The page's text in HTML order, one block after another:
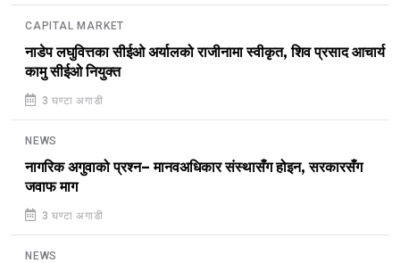
CAPITAL MARKET
नाडेप लघुवित्तका सीईओ अर्यालको राजीनामा स्वीकृत, शिव प्रसाद आचार्य
कामु सीईओ नियुक्त
3 घण्टा अगाडी
NEWS
नागरिक अगुवाको प्रश्न– मानवअधिकार संस्थासँग होइन, सरकारसँग
जवाफ माग
3 घण्टा अगाडी
NEWS